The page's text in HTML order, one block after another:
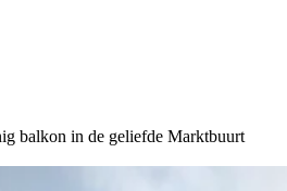
balkon in de geliefde Marktbuurt